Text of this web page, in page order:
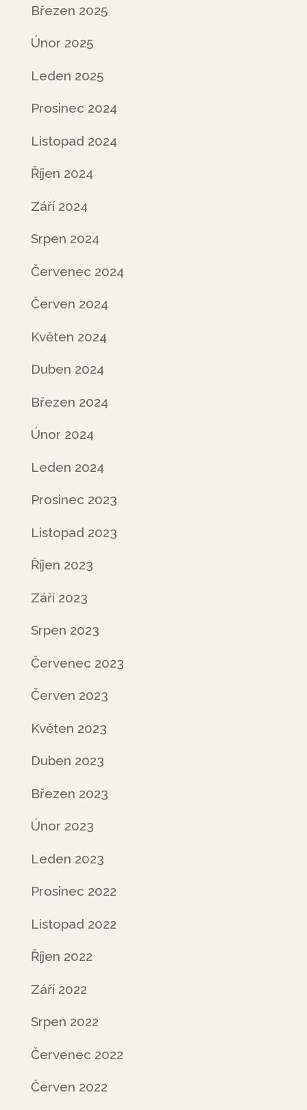
Březen 2025
Únor 2025
Leden 2025
Prosinec 2024
Listopad 2024
Říjen 2024
Září 2024
Srpen 2024
Červenec 2024
Červen 2024
Květen 2024
Duben 2024
Březen 2024
Únor 2024
Leden 2024
Prosinec 2023
Listopad 2023
Říjen 2023
Září 2023
Srpen 2023
Červenec 2023
Červen 2023
Květen 2023
Duben 2023
Březen 2023
Únor 2023
Leden 2023
Prosinec 2022
Listopad 2022
Říjen 2022
Září 2022
Srpen 2022
Červenec 2022
Červen 2022